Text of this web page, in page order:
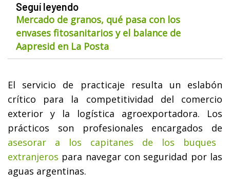
Seguí leyendo
Mercado de granos, qué pasa con los
envases fitosanitarios y el balance de
Aapresid en La Posta
El servicio de practicaje resulta un eslabón
crítico para la competitividad del comercio
exterior y la logística agroexportadora. Los
prácticos son profesionales encargados de
asesorar a los capitanes de los buques
extranjeros para navegar con seguridad por las
aguas argentinas.